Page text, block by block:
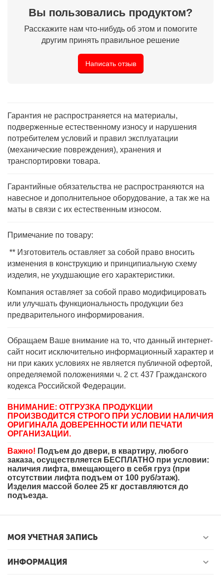
Вы пользовались продуктом?
Расскажите нам что-нибудь об этом и помогите
другим принять правильное решение
Написать отзыв
Гарантия не распространяется на материалы,
подверженные естественному износу и нарушения
потребителем условий и правил эксплуатации
(механические повреждения), хранения и
транспортировки товара.
Гарантийные обязательства не распространяются на
навесное и дополнительное оборудование, а так же на
маты в связи с их естественным износом.
Примечание по товару:
** Изготовитель оставляет за собой право вносить
изменения в конструкцию и принципиальную схему
изделия, не ухудшающие его характеристики.
Компания оставляет за собой право модифицировать
или улучшать функциональность продукции без
предварительного информирования.
Обращаем Ваше внимание на то, что данный интернет-
сайт носит исключительно информационный характер и
ни при каких условиях не является публичной офертой,
определяемой положениями ч. 2 ст. 437 Гражданского
кодекса Российской Федерации.
ВНИМАНИЕ: ОТГРУЗКА ПРОДУКЦИИ
ПРОИЗВОДИТСЯ СТРОГО ПРИ УСЛОВИИ НАЛИЧИЯ
ОРИГИНАЛА ДОВЕРЕННОСТИ ИЛИ ПЕЧАТИ
ОРГАНИЗАЦИИ.
Важно! Подъем до двери, в квартиру, любого
заказа, осуществляется БЕСПЛАТНО при условии:
наличия лифта, вмещающего в себя груз (при
отсутствии лифта подъем от 100 руб/этаж).
Изделия массой более 25 кг доставляются до
подъезда.
МОЯ УЧЕТНАЯ ЗАПИСЬ
ИНФОРМАЦИЯ